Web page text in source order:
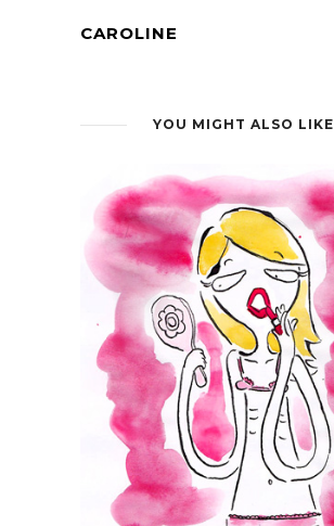
CAROLINE
YOU MIGHT ALSO LIKE